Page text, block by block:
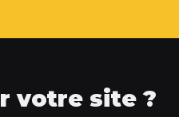
votre site ?